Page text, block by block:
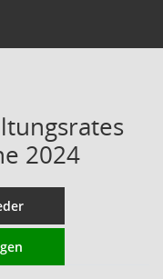
2024